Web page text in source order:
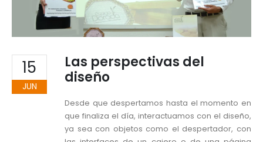
15
JUN
Las perspectivas del
diseño
Desde que despertamos hasta el momento en
que finaliza el día, interactuamos con el diseño,
ya sea con objetos como el despertador, con